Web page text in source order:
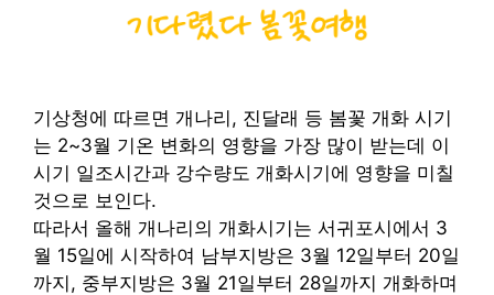
기상청에 따르면 개나리, 진달래 등 봄꽃 개화 시기
는 2~3월 기온 변화의 영향을 가장 많이 받는데 이
시기 일조시간과 강수량도 개화시기에 영향을 미칠
것으로 보인다.
따라서 올해 개나리의 개화시기는 서귀포시에서 3
월 15일에 시작하여 남부지방은 3월 12일부터 20일
까지, 중부지방은 3월 21일부터 28일까지 개화하며